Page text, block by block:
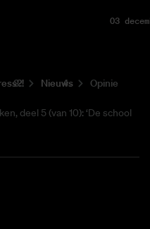
03
Nieuws
Opinie
deel 5 (van 10): ‘De school